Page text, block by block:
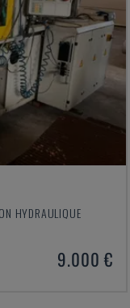
HYDRAULIQUE
9.000 €